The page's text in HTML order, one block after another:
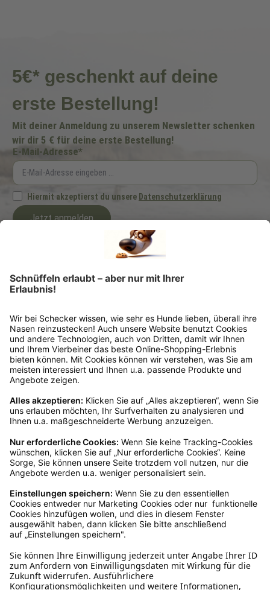
5€* geschenkt auf deine
erste Bestellung!
Mit deiner Anmeldung zu unserem Newsletter schenken
wir dir 5 € für deine erste Bestellung!
E-Mail-Adresse*
Hiermit akzeptierst du unsere Datenschutzerklärung
Jetzt anmelden
Ich möchte regelmäßig von der Schecker GmbH über Hundefutter und -zubehör
per E-Mail informiert werden. Diese Einwilligung kann ich jederzeit unter
"Abmelden" am Ende jeder E-Mail widerrufen.
kombinierbar und nicht auszahlbar. Gültig 6 Monate ab Erhalt, nicht für frühere
Bestellungen. Klicks werten wir anonym aus – ohne Rückschluss auf Dich. Deine
Daten bleiben bei uns (Schecker GmbH) und werden nicht weitergegeben. Auf
wir Dir ggf. ähnliche Angebote per Mail (§7 Abs. 3 UWG). Dem kannst Du jederzeit
widersprechen, z. B. an datenschutz@schecker.de. Mehr Infos in unserer
Datenschutzerklärung.
Kundenservice
Mo – Fr 9 – 17 Uhr, Sa 9 – 13 Uhr
Ruf uns an
0800-28 18 78
Schreibe uns
verkauf@schecker.de
WhatsApp Support
+49 1520 8997191